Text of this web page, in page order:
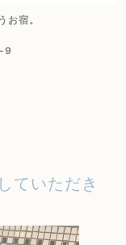
お宿。
9
ていただき